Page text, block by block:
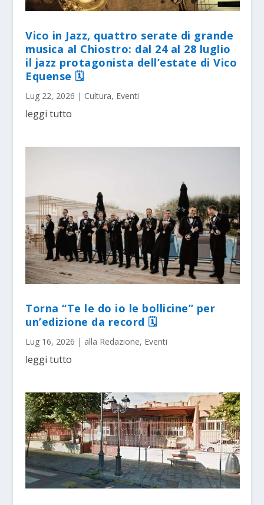
Vico in Jazz, quattro serate di grande
musica al Chiostro: dal 24 al 28 luglio
il jazz protagonista dell’estate di Vico
Equense 🗓
Lug 22, 2026 | Cultura, Eventi
leggi tutto
Torna “Te le do io le bollicine” per
un’edizione da record 🗓
Lug 16, 2026 | alla Redazione, Eventi
leggi tutto